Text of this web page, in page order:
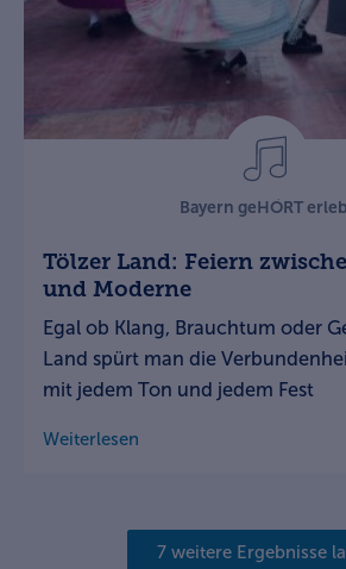
Bayern geHÖRT
Tölzer Land: Feiern
und Moderne
Egal ob Klang, Brauchtum oder
Land spürt man die
mit jedem Ton und jedem Fest
Weiterlesen
7 weitere Ergebnisse